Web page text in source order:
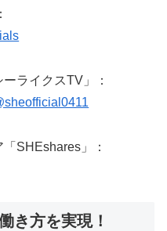
ライクスTV」：
SHEshares」：
き方を実現！